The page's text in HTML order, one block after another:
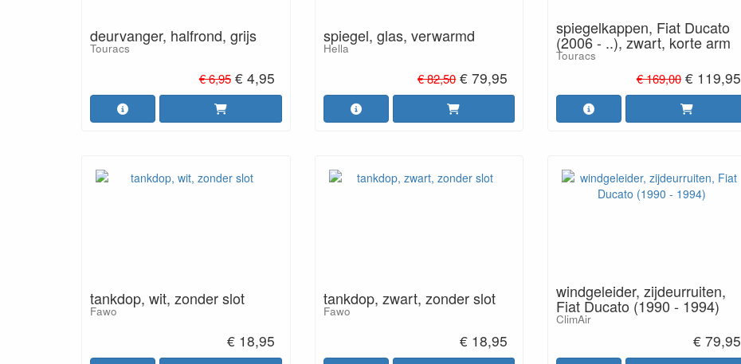
deurvanger, halfrond, grijs
Touracs
€ 6,95 € 4,95
spiegel, glas, verwarmd
Hella
€ 82,50 € 79,95
spiegelkappen, Fiat Ducato
(2006 - ..), zwart, korte arm
Touracs
€ 169,00 € 119,95
tankdop, wit, zonder slot
Fawo
€ 18,95
tankdop, zwart, zonder slot
Fawo
€ 18,95
windgeleider, zijdeurruiten,
Fiat Ducato (1990 - 1994)
ClimAir
€ 79,95